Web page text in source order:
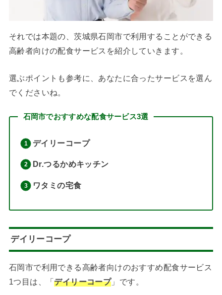
それでは本題の、茨城県石岡市で利用することができる
高齢者向けの配食サービスを紹介していきます。
選ぶポイントも参考に、あなたに合ったサービスを選ん
でくださいね。
石岡市でおすすめな配食サービス3選
デイリーコープ
Dr.つるかめキッチン
ワタミの宅食
デイリーコープ
石岡市で利用できる高齢者向けのおすすめ配食サービス
1つ目は、「デイリーコープ」です。